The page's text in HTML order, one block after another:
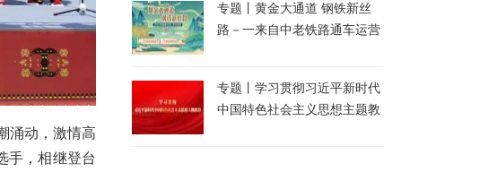
涌动，激情高
手，相继登台
专题丨黄金大通道 钢铁新丝
路－一来自中老铁路通车运营
专题丨学习贯彻习近平新时代
中国特色社会主义思想主题教